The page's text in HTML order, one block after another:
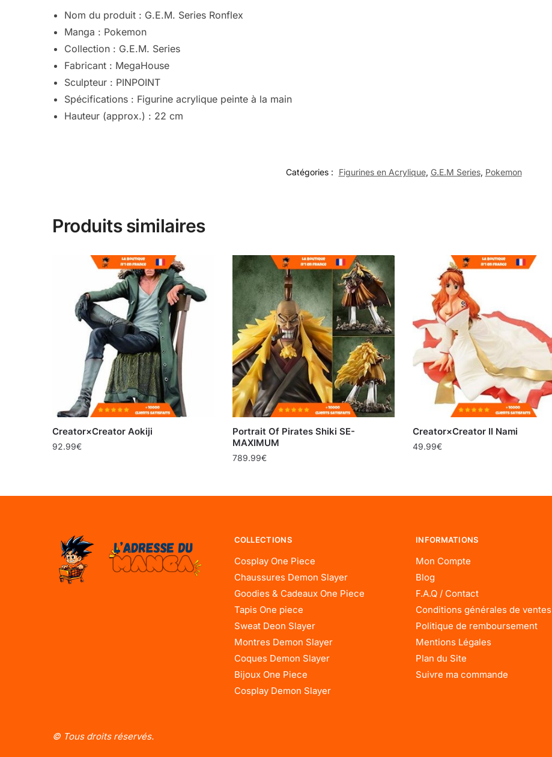
Nom du produit : G.E.M. Series Ronflex
Manga : Pokemon
Collection : G.E.M. Series
Fabricant : MegaHouse
Sculpteur : PINPOINT
Spécifications : Figurine acrylique peinte à la main
Hauteur (approx.) : 22 cm
Catégories : Figurines en Acrylique, G.E.M Series, Pokemon
Produits similaires
Creator×Creator Aokiji
92.99€
Portrait Of Pirates Shiki SE-
MAXIMUM
789.99€
Creator×Creator II Nami
49.99€
COLLECTIONS
Cosplay One Piece
Chaussures Demon Slayer
Goodies & Cadeaux One Piece
Tapis One piece
Sweat Deon Slayer
Montres Demon Slayer
Coques Demon Slayer
Bijoux One Piece
Cosplay Demon Slayer
INFORMATIONS
Mon Compte
Blog
F.A.Q / Contact
Conditions générales de ventes
Politique de remboursement
Mentions Légales
Plan du Site
Suivre ma commande
© Tous droits réservés.